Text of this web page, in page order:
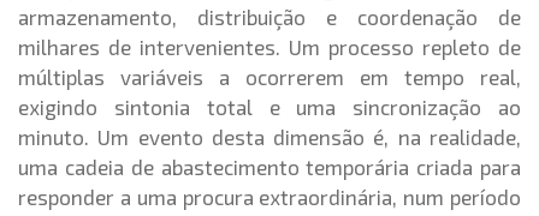
armazenamento, distribuição e coordenação de
milhares de intervenientes. Um processo repleto de
múltiplas variáveis a ocorrerem em tempo real,
exigindo sintonia total e uma sincronização ao
minuto. Um evento desta dimensão é, na realidade,
uma cadeia de abastecimento temporária criada para
responder a uma procura extraordinária, num período